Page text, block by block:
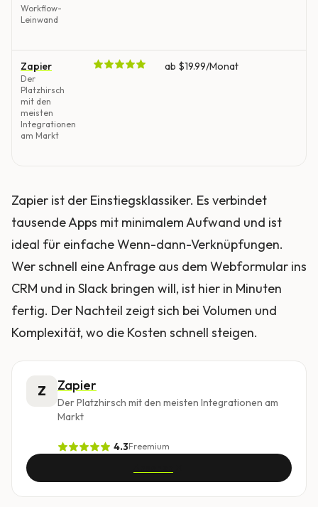
Workflow-
Leinwand
Zapier
Der
Platzhirsch
mit den
meisten
Integrationen
am Markt
ab $19.99/Monat
Zapier ist der Einstiegsklassiker. Es verbindet
tausende Apps mit minimalem Aufwand und ist
ideal für einfache Wenn-dann-Verknüpfungen.
Wer schnell eine Anfrage aus dem Webformular ins
CRM und in Slack bringen will, ist hier in Minuten
fertig. Der Nachteil zeigt sich bei Volumen und
Komplexität, wo die Kosten schnell steigen.
Z Zapier
Der Platzhirsch mit den meisten Integrationen am
Markt
4.3Freemium